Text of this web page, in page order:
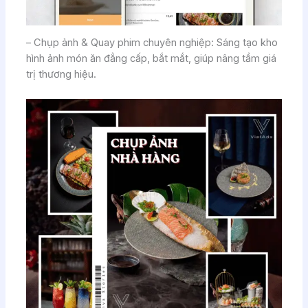
– Chụp ảnh & Quay phim chuyên nghiệp: Sáng tạo kho
hình ảnh món ăn đẳng cấp, bắt mắt, giúp nâng tầm giá
trị thương hiệu.